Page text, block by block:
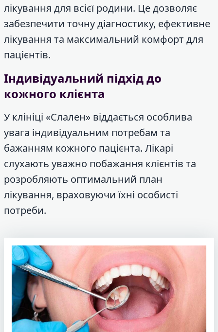
лікування для всієї родини. Це дозволяє
забезпечити точну діагностику, ефективне
лікування та максимальний комфорт для
пацієнтів.
Індивідуальний підхід до
кожного клієнта
У клініці «Слален» віддається особлива
увага індивідуальним потребам та
бажанням кожного пацієнта. Лікарі
слухають уважно побажання клієнтів та
розробляють оптимальний план
лікування, враховуючи їхні особисті
потреби.